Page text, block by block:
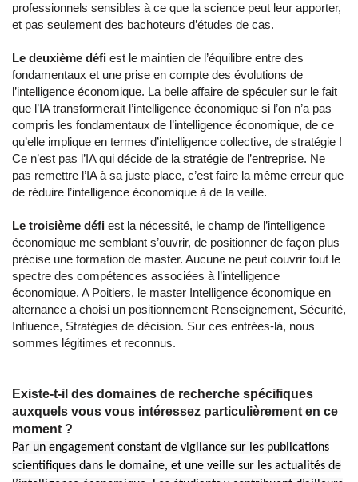
professionnels sensibles à ce que la science peut leur apporter,
et pas seulement des bachoteurs d’études de cas.
Le deuxième défi est le maintien de l’équilibre entre des
fondamentaux et une prise en compte des évolutions de
l’intelligence économique. La belle affaire de spéculer sur le fait
que l’IA transformerait l’intelligence économique si l’on n’a pas
compris les fondamentaux de l’intelligence économique, de ce
qu’elle implique en termes d’intelligence collective, de stratégie !
Ce n’est pas l’IA qui décide de la stratégie de l’entreprise. Ne
pas remettre l’IA à sa juste place, c’est faire la même erreur que
de réduire l’intelligence économique à de la veille.
Le troisième défi est la nécessité, le champ de l’intelligence
économique me semblant s’ouvrir, de positionner de façon plus
précise une formation de master. Aucune ne peut couvrir tout le
spectre des compétences associées à l’intelligence
économique. A Poitiers, le master Intelligence économique en
alternance a choisi un positionnement Renseignement, Sécurité,
Influence, Stratégies de décision. Sur ces entrées-là, nous
sommes légitimes et reconnus.
Existe-t-il des domaines de recherche spécifiques
auxquels vous vous intéressez particulièrement en ce
moment ?
Par un engagement constant de vigilance sur les publications
scientifiques dans le domaine, et une veille sur les actualités de